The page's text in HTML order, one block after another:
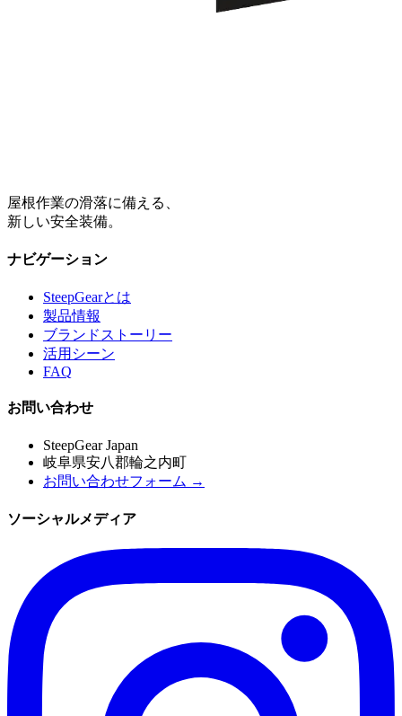
屋根作業の滑落に備える、
新しい安全装備。
ナビゲーション
SteepGearとは
製品情報
ブランドストーリー
活用シーン
FAQ
お問い合わせ
SteepGear Japan
岐阜県安八郡輪之内町
お問い合わせフォーム →
ソーシャルメディア